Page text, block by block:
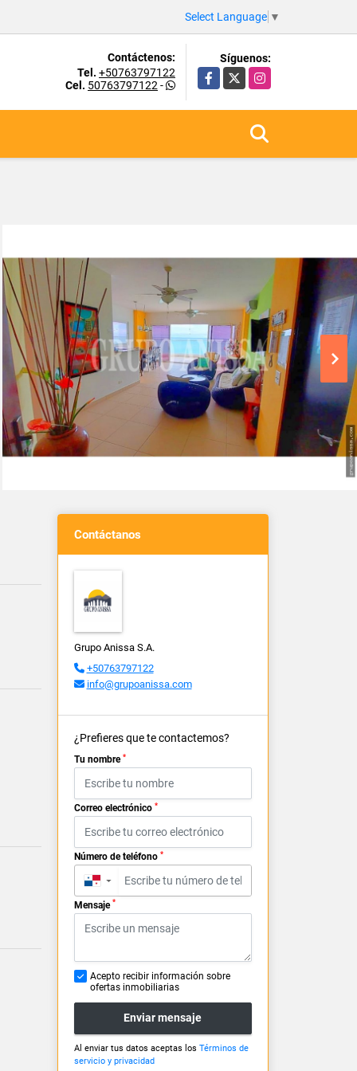
Select Language ▼
Contáctenos:
Tel. +50763797122
Cel. 50763797122 -
Síguenos:
Facebook
X Instagram
Contáctanos
Grupo Anissa S.A.
+50763797122
info@grupoanissa.com
¿Prefieres que te contactemos?
Tu nombre *
Correo electrónico *
Número de teléfono *
▼
Mensaje *
Acepto recibir información sobre
ofertas inmobiliarias
Enviar mensaje
Al enviar tus datos aceptas los Términos de
servicio y privacidad